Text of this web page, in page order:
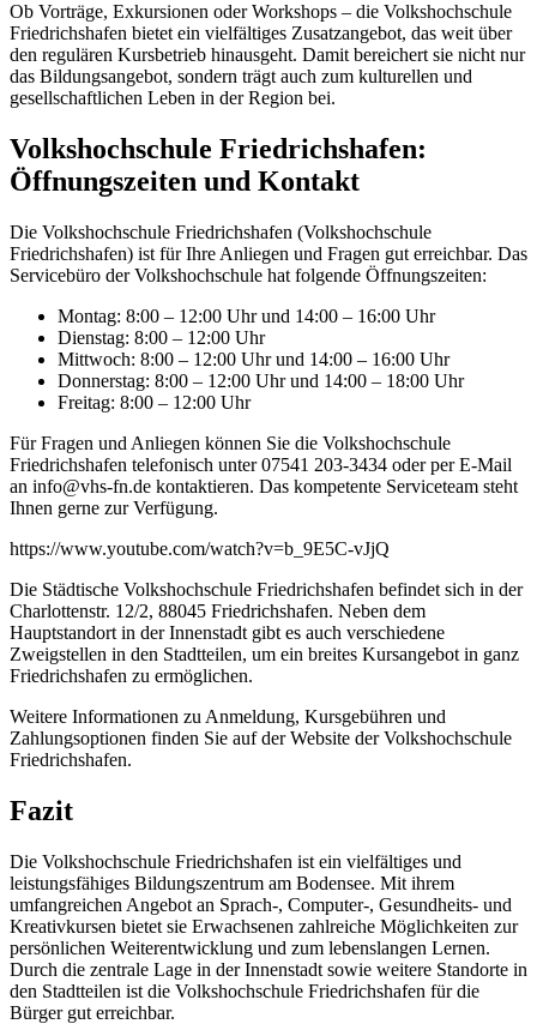
Ob Vorträge, Exkursionen oder Workshops – die Volkshochschule
Friedrichshafen bietet ein vielfältiges Zusatzangebot, das weit über
den regulären Kursbetrieb hinausgeht. Damit bereichert sie nicht nur
das Bildungsangebot, sondern trägt auch zum kulturellen und
gesellschaftlichen Leben in der Region bei.
Volkshochschule Friedrichshafen:
Öffnungszeiten und Kontakt
Die Volkshochschule Friedrichshafen (Volkshochschule
Friedrichshafen) ist für Ihre Anliegen und Fragen gut erreichbar. Das
Servicebüro der Volkshochschule hat folgende Öffnungszeiten:
Montag: 8:00 – 12:00 Uhr und 14:00 – 16:00 Uhr
Dienstag: 8:00 – 12:00 Uhr
Mittwoch: 8:00 – 12:00 Uhr und 14:00 – 16:00 Uhr
Donnerstag: 8:00 – 12:00 Uhr und 14:00 – 18:00 Uhr
Freitag: 8:00 – 12:00 Uhr
Für Fragen und Anliegen können Sie die Volkshochschule
Friedrichshafen telefonisch unter 07541 203-3434 oder per E-Mail
an info@vhs-fn.de kontaktieren. Das kompetente Serviceteam steht
Ihnen gerne zur Verfügung.
https://www.youtube.com/watch?v=b_9E5C-vJjQ
Die Städtische Volkshochschule Friedrichshafen befindet sich in der
Charlottenstr. 12/2, 88045 Friedrichshafen. Neben dem
Hauptstandort in der Innenstadt gibt es auch verschiedene
Zweigstellen in den Stadtteilen, um ein breites Kursangebot in ganz
Friedrichshafen zu ermöglichen.
Weitere Informationen zu Anmeldung, Kursgebühren und
Zahlungsoptionen finden Sie auf der Website der Volkshochschule
Friedrichshafen.
Fazit
Die Volkshochschule Friedrichshafen ist ein vielfältiges und
leistungsfähiges Bildungszentrum am Bodensee. Mit ihrem
umfangreichen Angebot an Sprach-, Computer-, Gesundheits- und
Kreativkursen bietet sie Erwachsenen zahlreiche Möglichkeiten zur
persönlichen Weiterentwicklung und zum lebenslangen Lernen.
Durch die zentrale Lage in der Innenstadt sowie weitere Standorte in
den Stadtteilen ist die Volkshochschule Friedrichshafen für die
Bürger gut erreichbar.